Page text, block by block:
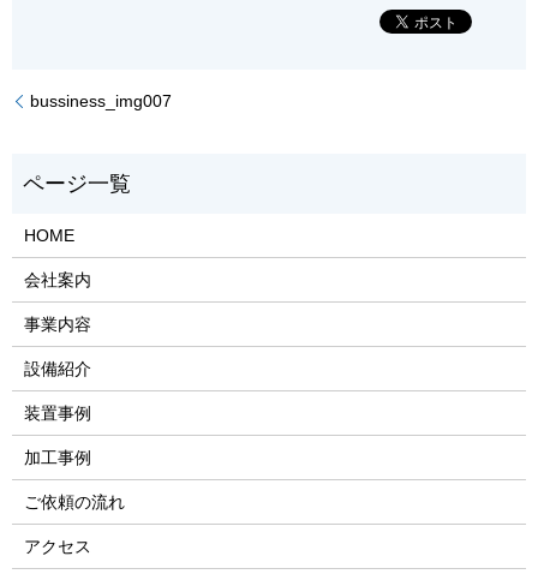
bussiness_img007
HOME
会社案内
事業内容
設備紹介
装置事例
加工事例
ご依頼の流れ
アクセス